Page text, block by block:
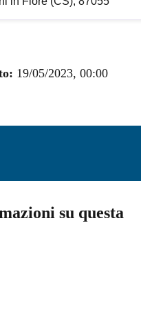
19/05/2023, 00:00
su questa